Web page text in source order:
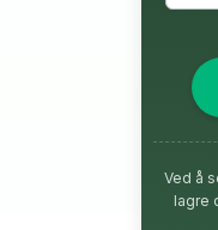
Ved å
lagre